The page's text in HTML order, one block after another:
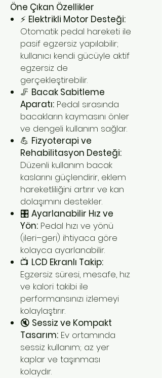
Öne Çıkan Özellikler
⚡ Elektrikli Motor Desteği:
Otomatik pedal hareketi ile
pasif egzersiz yapılabilir;
kullanıcı kendi gücüyle aktif
egzersiz de
gerçekleştirebilir.
🦵 Bacak Sabitleme
Aparatı: Pedal sırasında
bacakların kaymasını önler
ve dengeli kullanım sağlar.
💪 Fizyoterapi ve
Rehabilitasyon Desteği:
Düzenli kullanım bacak
kaslarını güçlendirir, eklem
hareketliliğini artırır ve kan
dolaşımını destekler.
🎛️ Ayarlanabilir Hız ve
Yön: Pedal hızı ve yönü
(ileri–geri) ihtiyaca göre
kolayca ayarlanabilir.
📺 LCD Ekranlı Takip:
Egzersiz süresi, mesafe, hız
ve kalori takibi ile
performansınızı izlemeyi
kolaylaştırır.
🔇 Sessiz ve Kompakt
Tasarım: Ev ortamında
sessiz kullanım; az yer
kaplar ve taşınması
kolaydır.